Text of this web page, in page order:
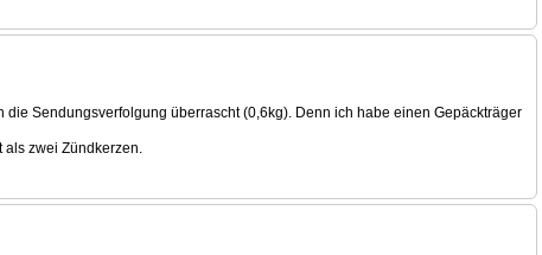
Sendungsverfolgung überrascht (0,6kg). Denn ich habe einen Gepäckträger
als zwei Zündkerzen.